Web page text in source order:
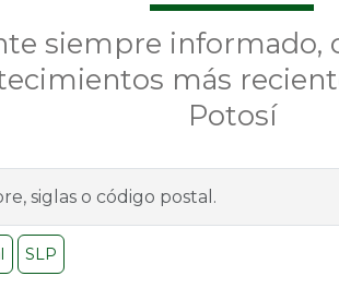
siempre informado,
más
Potosí
SLP